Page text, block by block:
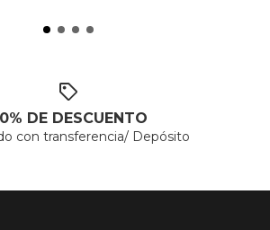
DE DESCUENTO
con transferencia/ Depósito